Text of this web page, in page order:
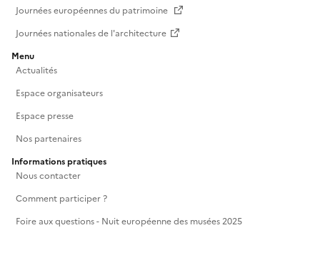
Journées européennes du patrimoine
Journées nationales de l'architecture
Menu
Actualités
Espace organisateurs
Espace presse
Nos partenaires
Informations pratiques
Nous contacter
Comment participer ?
Foire aux questions - Nuit européenne des musées 2025